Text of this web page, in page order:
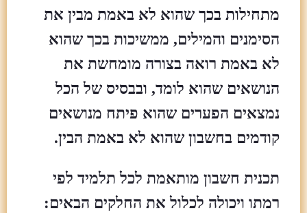
מתחילות בכך שהוא לא באמת מבין את
הסימנים והמילים, ממשיכות בכך שהוא
לא באמת רואה בצורה מומחשת את
הנושאים שהוא לומד, ובבסיס של הכל
נמצאים הפערים שהוא פיתח מנושאים
קודמים בחשבון שהוא לא באמת הבין.
תכנית חשבון מותאמת לכל תלמיד לפי
רמתו ויכולה לכלול את החלקים הבאים: